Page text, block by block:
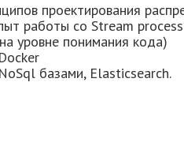
проектирования
работы со Stream
уровне понимания кода)
базами, Elasticsearch.